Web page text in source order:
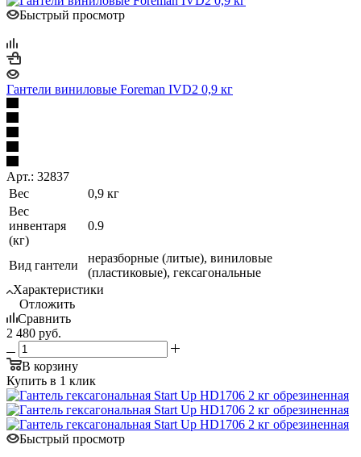
Быстрый просмотр
Гантели виниловые Foreman IVD2 0,9 кг
Арт.: 32837
Вес
0,9 кг
Вес
инвентаря
(кг)
0.9
Вид гантели
неразборные (литые), виниловые
(пластиковые), гексагональные
Характеристики
Отложить
Сравнить
2 480 руб.
В корзину
Купить в 1 клик
Быстрый просмотр